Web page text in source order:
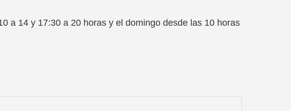
a 14 y 17:30 a 20 horas y el domingo desde las 10 horas